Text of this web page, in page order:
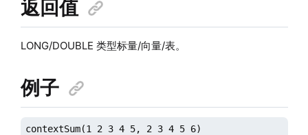
返回值
LONG/DOUBLE 类型标量/向量/表。
例子
contextSum(1 2 3 4 5, 2 3 4 5 6)